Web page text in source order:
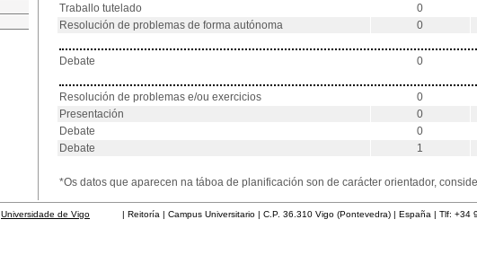
Traballo tutelado
0
Resolución de problemas de forma autónoma
0
Debate 0
Resolución de problemas e/ou exercicios 0
Presentación
0
Debate
0
Debate
1
*Os datos que aparecen na táboa de planificación son de carácter orientador,
Universidade de Vigo | Reitoría | Campus Universitario | C.P. 36.310 Vigo (Pontevedra) | España | Tlf: +34